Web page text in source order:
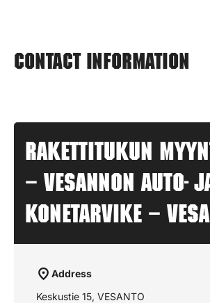
Contact information
Rakettitukun
– VESANNON AUTO-
KONETARVIKE –
Address
Keskustie 15, VESANTO